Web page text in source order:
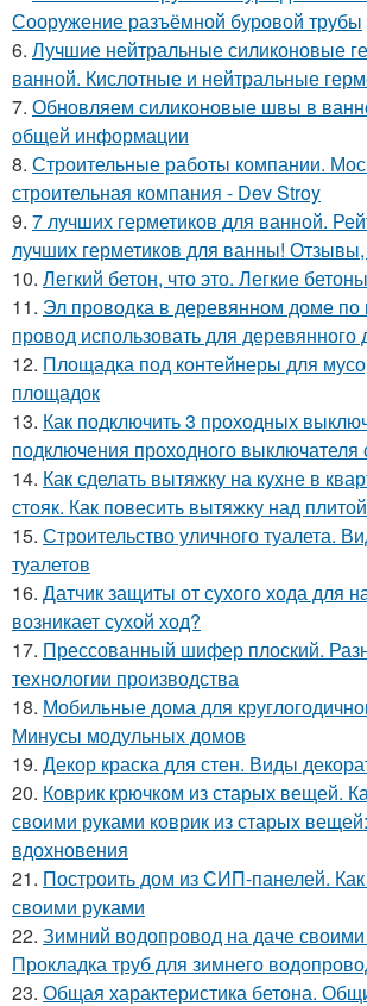
Сооружение разъёмной буровой трубы
6. Лучшие нейтральные силиконовые
ванной. Кислотные и нейтральные
7. Обновляем силиконовые швы в
общей информации
8. Строительные работы компании.
строительная компания - Dev Stroy
9. 7 лучших герметиков для ванной.
лучших герметиков для ванны!
10. Легкий бетон, что это. Легкие бетоны
11. Эл проводка в деревянном доме по
провод использовать для деревянного
12. Площадка под контейнеры для
площадок
13. Как подключить 3 проходных
подключения проходного выключателя
14. Как сделать вытяжку на кухне в
стояк. Как повесить вытяжку над плитой
15. Строительство уличного туалета.
туалетов
16. Датчик защиты от сухого хода для
возникает сухой ход?
17. Прессованный шифер плоский.
технологии производства
18. Мобильные дома для
Минусы модульных домов
19. Декор краска для стен. Виды
20. Коврик крючком из старых вещей.
своими руками коврик из старых
вдохновения
21. Построить дом из СИП-панелей. Как
своими руками
22. Зимний водопровод на даче
Прокладка труб для зимнего
23. Общая характеристика бетона.